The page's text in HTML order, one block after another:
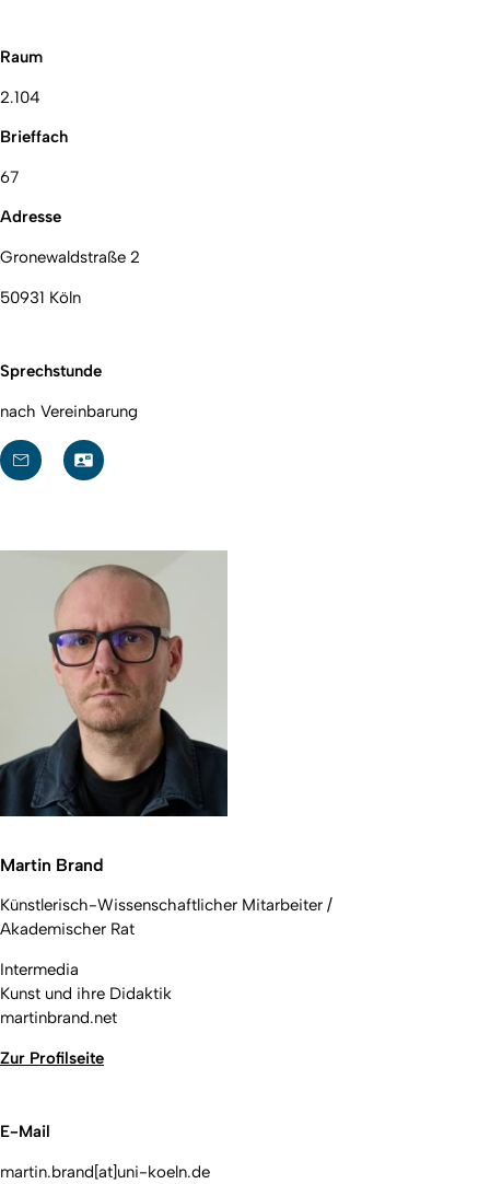
Raum
2.104
Brieffach
67
Adresse
Gronewaldstraße 2
50931 Köln
Sprechstunde
nach Vereinbarung
Martin Brand
Künstlerisch-Wissenschaftlicher Mitarbeiter /
Akademischer Rat
Intermedia
Kunst und ihre Didaktik
martinbrand.net
Zur Profilseite
E-Mail
martin.brand[at]uni-koeln.de